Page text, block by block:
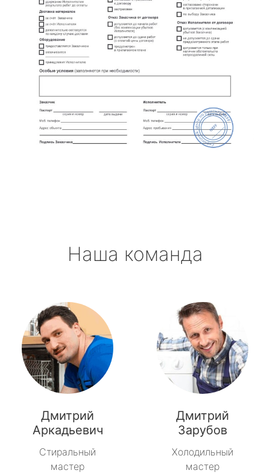
Наша команда
Дмитрий
Аркадьевич
Стиральный
мастер
Дмитрий
Зарубов
Холодильный
мастер